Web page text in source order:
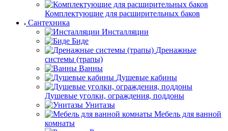
Комплектующие для расширительных баков
Сантехника
Инсталляции
Биде
Дренажные
системы (трапы)
Ванны
Душевые кабины
Душевые уголки, ограждения, поддоны
Унитазы
Мебель для ванной
комнаты